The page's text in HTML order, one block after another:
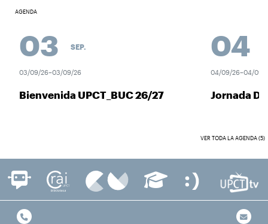
AGENDA
03 SEP.
03/09/26–03/09/26
Bienvenida UPCT_BUC 26/27
04
04/09/26–04/09/26
Jornada
VER TODA LA AGENDA (5)